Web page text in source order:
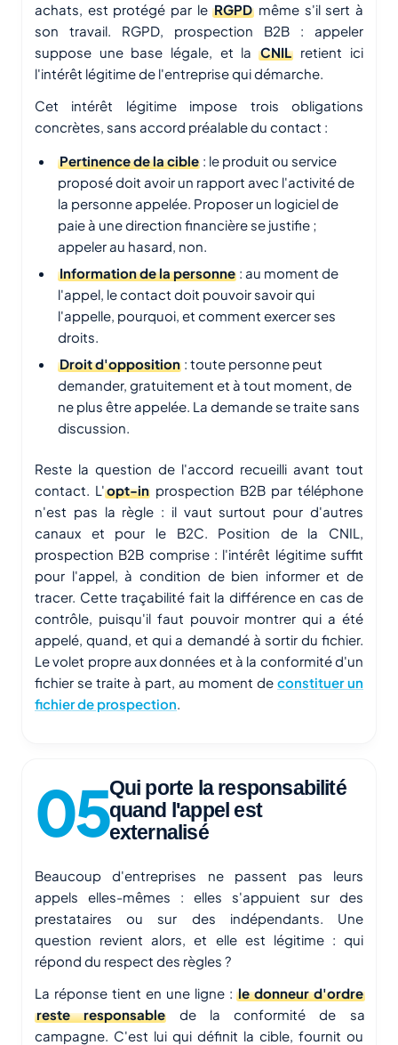
achats, est protégé par leRGPDmême s'il sert à
son travail. RGPD, prospection B2B : appeler
suppose une base légale, et laCNILretient ici
l'intérêt légitime de l'entreprise qui démarche.
Cet intérêt légitime impose trois obligations
concrètes, sans accord préalable du contact :
Pertinence de la cible : le produit ou service
proposé doit avoir un rapport avec l'activité de
la personne appelée. Proposer un logiciel de
paie à une direction financière se justifie ;
appeler au hasard, non.
Information de la personne : au moment de
l'appel, le contact doit pouvoir savoir qui
l'appelle, pourquoi, et comment exercer ses
droits.
Droit d'opposition : toute personne peut
demander, gratuitement et à tout moment, de
ne plus être appelée. La demande se traite sans
discussion.
Reste la question de l'accord recueilli avant tout
contact. L'opt-in prospection B2B par téléphone
n'est pas la règle : il vaut surtout pour d'autres
canaux et pour le B2C. Position de la CNIL,
prospection B2B comprise : l'intérêt légitime suffit
pour l'appel, à condition de bien informer et de
tracer. Cette traçabilité fait la différence en cas de
contrôle, puisqu'il faut pouvoir montrer qui a été
appelé, quand, et qui a demandé à sortir du fichier.
Le volet propre aux données et à la conformité d'un
fichier se traite à part, au moment de constituer un
fichier de prospection.
Qui porte la responsabilité
quand l'appel est
externalisé
Beaucoup d'entreprises ne passent pas leurs
appels elles-mêmes : elles s'appuient sur des
prestataires ou sur des indépendants. Une
question revient alors, et elle est légitime : qui
répond du respect des règles ?
La réponse tient en une ligne :le donneur d'ordre
reste responsable de la conformité de sa
campagne. C'est lui qui définit la cible, fournit ou